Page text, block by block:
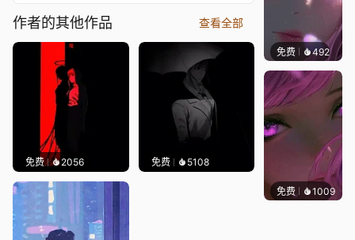
作者的其他作品 查看全部
免费 2056 免费 5108
免费 492辰东
免费 1009辰东